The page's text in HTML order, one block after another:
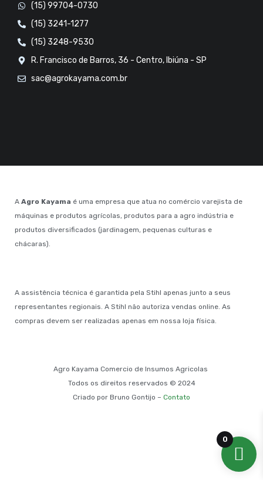
(15) 99704-0730
(15) 3241-1277
(15) 3248-9530
R. Francisco de Barros, 36 - Centro, Ibiúna - SP
sac@agrokayama.com.br
A Agro Kayama é uma empresa que atua no comércio varejista de
máquinas e produtos agrícolas, produtos para a agro indústria e
produtos diversificados (jardinagem, pequenas culturas e
chácaras).
A assistência técnica é garantida pela Stihl apenas junto a seus
representantes regionais. A Stihl não autoriza vendas online. As
compras devem ser realizadas apenas em nossa loja física.
Agro Kayama Comercio de Insumos Agricolas
Todos os direitos reservados © 2024
Criado por Bruno Gontijo – Contato
0